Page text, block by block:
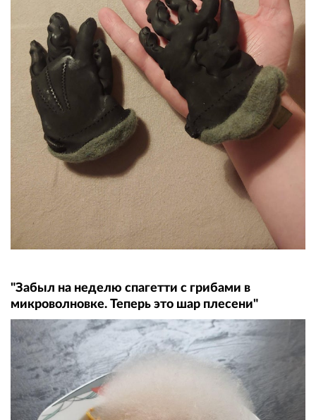
"Забыл на неделю спагетти с грибами в
микроволновке. Теперь это шар плесени"